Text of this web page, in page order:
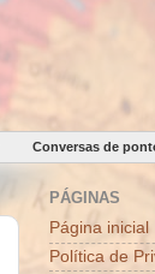
Conversas de
PÁGINAS
Página inicial
Política de